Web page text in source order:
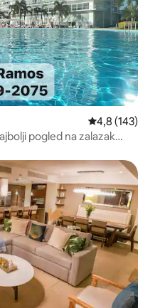
Prosječna
4,8 (143)
pogled na zalazak
„Odabrali gosti”